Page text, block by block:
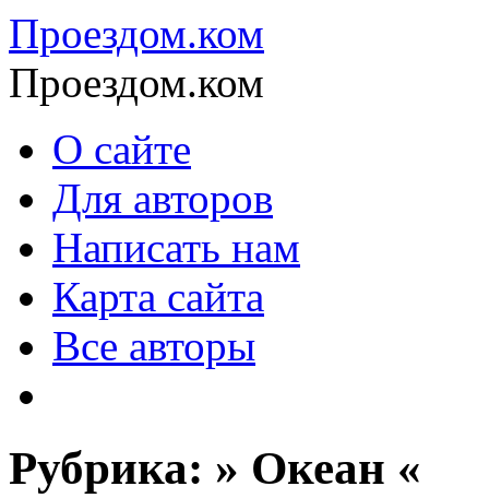
Проездом.ком
Проездом.ком
О сайте
Для авторов
Написать нам
Карта сайта
Все авторы
Рубрика: » Океан «